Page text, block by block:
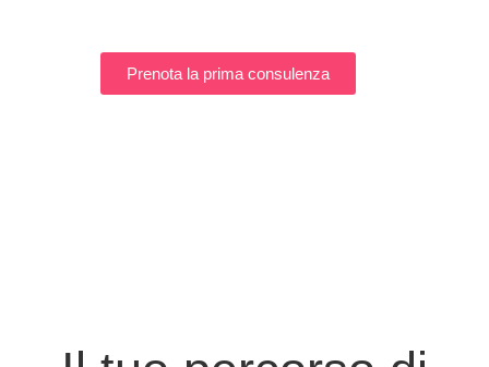
Prenota la prima consulenza